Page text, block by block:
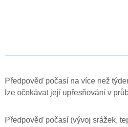
Předpověď počasí na více než
lze očekávat její upřesňování v
Předpověď počasí (vývoj srážek,